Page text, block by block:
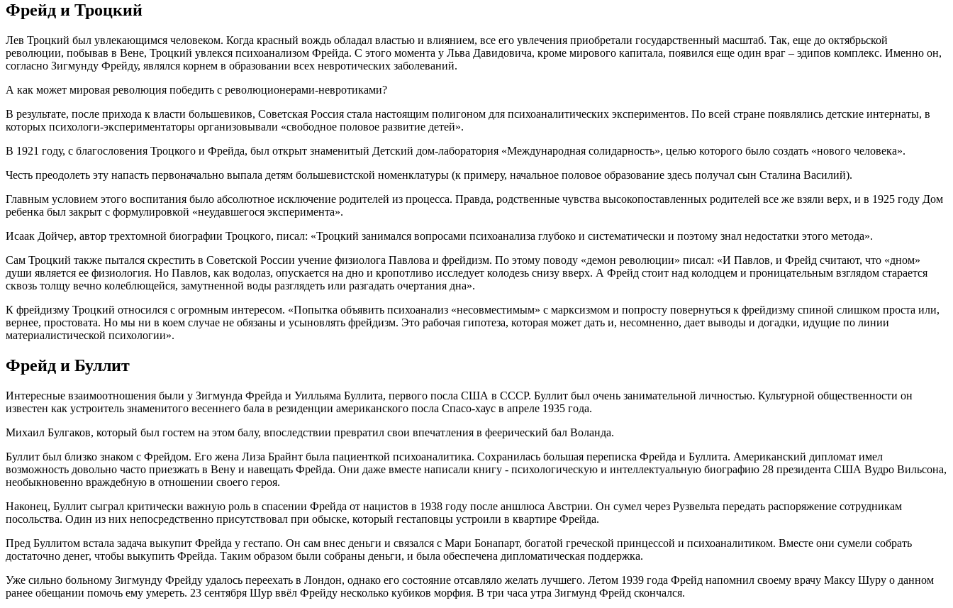
Фрейд и Троцкий
Лев Троцкий был увлекающимся человеком. Когда красный вождь обладал властью и влиянием, все его увлечения приобретали государственный масштаб. Так, еще до октябрьской
революции, побывав в Вене, Троцкий увлекся психоанализом Фрейда. С этого момента у Льва Давидовича, кроме мирового капитала, появился еще один враг – эдипов комплекс. Именно он,
согласно Зигмунду Фрейду, являлся корнем в образовании всех невротических заболеваний.
А как может мировая революция победить с революционерами-невротиками?
В результате, после прихода к власти большевиков, Советская Россия стала настоящим полигоном для психоаналитических экспериментов. По всей стране появлялись детские интернаты, в
которых психологи-экспериментаторы организовывали «свободное половое развитие детей».
В 1921 году, с благословения Троцкого и Фрейда, был открыт знаменитый Детский дом-лаборатория «Международная солидарность», целью которого было создать «нового человека».
Честь преодолеть эту напасть первоначально выпала детям большевистской номенклатуры (к примеру, начальное половое образование здесь получал сын Сталина Василий).
Главным условием этого воспитания было абсолютное исключение родителей из процесса. Правда, родственные чувства высокопоставленных родителей все же взяли верх, и в 1925 году Дом
ребенка был закрыт с формулировкой «неудавшегося эксперимента».
Исаак Дойчер, автор трехтомной биографии Троцкого, писал: «Троцкий занимался вопросами психоанализа глубоко и систематически и поэтому знал недостатки этого метода».
Сам Троцкий также пытался скрестить в Советской России учение физиолога Павлова и фрейдизм. По этому поводу «демон революции» писал: «И Павлов, и Фрейд считают, что «дном»
души является ее физиология. Но Павлов, как водолаз, опускается на дно и кропотливо исследует колодезь снизу вверх. А Фрейд стоит над колодцем и проницательным взглядом старается
сквозь толщу вечно колеблющейся, замутненной воды разглядеть или разгадать очертания дна».
К фрейдизму Троцкий относился с огромным интересом. «Попытка объявить психоанализ «несовместимым» с марксизмом и попросту повернуться к фрейдизму спиной слишком проста или,
вернее, простовата. Но мы ни в коем случае не обязаны и усыновлять фрейдизм. Это рабочая гипотеза, которая может дать и, несомненно, дает выводы и догадки, идущие по линии
материалистической психологии».
Фрейд и Буллит
Интересные взаимоотношения были у Зигмунда Фрейда и Уилльяма Буллита, первого посла США в СССР. Буллит был очень занимательной личностью. Культурной общественности он
известен как устроитель знаменитого весеннего бала в резиденции американского посла Спасо-хаус в апреле 1935 года.
Михаил Булгаков, который был гостем на этом балу, впоследствии превратил свои впечатления в феерический бал Воланда.
Буллит был близко знаком с Фрейдом. Его жена Лиза Брайнт была пациенткой психоаналитика. Сохранилась большая переписка Фрейда и Буллита. Американский дипломат имел
возможность довольно часто приезжать в Вену и навещать Фрейда. Они даже вместе написали книгу - психологическую и интеллектуальную биографию 28 президента США Вудро Вильсона,
необыкновенно враждебную в отношении своего героя.
Наконец, Буллит сыграл критически важную роль в спасении Фрейда от нацистов в 1938 году после аншлюса Австрии. Он сумел через Рузвельта передать распоряжение сотрудникам
посольства. Один из них непосредственно присутствовал при обыске, который гестаповцы устроили в квартире Фрейда.
Пред Буллитом встала задача выкупит Фрейда у гестапо. Он сам внес деньги и связался с Мари Бонапарт, богатой греческой принцессой и психоаналитиком. Вместе они сумели собрать
достаточно денег, чтобы выкупить Фрейда. Таким образом были собраны деньги, и была обеспечена дипломатическая поддержка.
Уже сильно больному Зигмунду Фрейду удалось переехать в Лондон, однако его состояние отсавляло желать лучшего. Летом 1939 года Фрейд напомнил своему врачу Максу Шуру о данном
ранее обещании помочь ему умереть. 23 сентября Шур ввёл Фрейду несколько кубиков морфия. В три часа утра Зигмунд Фрейд скончался.